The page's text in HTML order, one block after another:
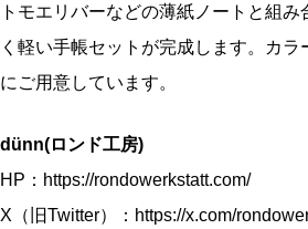
トモエリバーなどの薄紙ノートと組
く軽い手帳セットが完成します。カ
にご用意しています。
dünn(ロンド工房)
HP： https://rondowerkstatt.com/
X（旧Twitter）： https://x.com/